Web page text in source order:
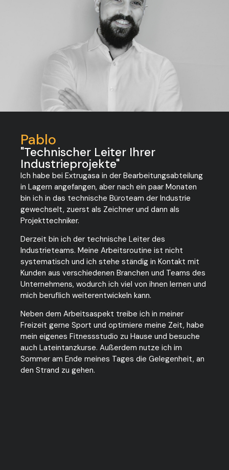
Pablo
"Technischer Leiter Ihrer
Industrieprojekte"
Ich habe bei Extrugasa in der Bearbeitungsabteilung
in Lagern angefangen, aber nach ein paar Monaten
bin ich in das technische Büroteam der Industrie
gewechselt, zuerst als Zeichner und dann als
Projekttechniker.
Derzeit bin ich der technische Leiter des
Industrieteams. Meine Arbeitsroutine ist nicht
systematisch und ich stehe ständig in Kontakt mit
Kunden aus verschiedenen Branchen und Teams des
Unternehmens, wodurch ich viel von ihnen lernen und
mich beruflich weiterentwickeln kann.
Neben dem Arbeitsaspekt treibe ich in meiner
Freizeit gerne Sport und optimiere meine Zeit, habe
mein eigenes Fitnessstudio zu Hause und besuche
auch Lateintanzkurse. Außerdem nutze ich im
Sommer am Ende meines Tages die Gelegenheit, an
den Strand zu gehen.